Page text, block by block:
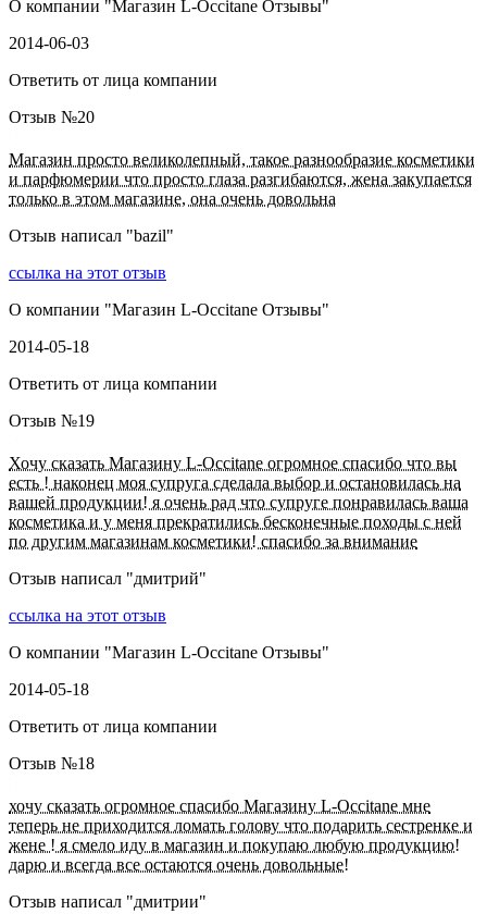
О компании "Магазин L-Occitane Отзывы"
2014-06-03
Ответить от лица компании
Отзыв №20
Магазин просто великолепный, такое разнообразие косметики
и парфюмерии что просто глаза разгибаются, жена закупается
только в этом магазине, она очень довольна
Отзыв написал "bazil"
ссылка на этот отзыв
О компании "Магазин L-Occitane Отзывы"
2014-05-18
Ответить от лица компании
Отзыв №19
Хочу сказать Магазину L-Occitane огромное спасибо что вы
есть ! наконец моя супруга сделала выбор и остановилась на
вашей продукции! я очень рад что супруге понравилась ваша
косметика и у меня прекратились бесконечные походы с ней
по другим магазинам косметики! спасибо за внимание
Отзыв написал "дмитрий"
ссылка на этот отзыв
О компании "Магазин L-Occitane Отзывы"
2014-05-18
Ответить от лица компании
Отзыв №18
хочу сказать огромное спасибо Магазину L-Occitane мне
теперь не приходится ломать голову что подарить сестренке и
жене ! я смело иду в магазин и покупаю любую продукцию!
дарю и всегда все остаются очень довольные!
Отзыв написал "дмитрии"